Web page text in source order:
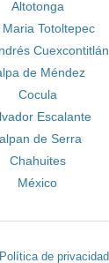
Altotonga
Maria Totoltepec
Cuexcontitlán
de Méndez
Cocula
Escalante
de Serra
Chahuites
México
Política de privacidad